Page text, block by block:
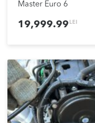
Master Euro 6
19,999.99 LEI